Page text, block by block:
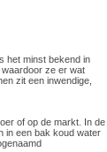
het minst bekend in
ze er wat
zit een inwendige,
of op de markt. In de
in een bak koud water